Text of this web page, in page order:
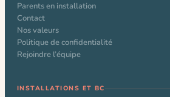
Parents en installation
Contact
Nos valeurs
Politique de confidentialité
Rejoindre l’équipe
INSTALLATIONS ET BC